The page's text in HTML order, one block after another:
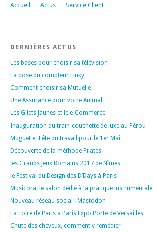
Accueil Actus Service Client
DERNIÈRES ACTUS
Les bases pour choisir sa télévision
La pose du compteur Linky
Comment choisir sa Mutuelle
Une Assurance pour votre Animal
Les Gilets Jaunes et le e-Commerce
Inauguration du train-couchette de luxe au Pérou
Muguet et Fête du travail pour le 1er Mai
Découverte de la méthode Pilates
les Grands Jeux Romains 2017 de Nîmes
le Festival du Design des D’Days à Paris
Musicora, le salon dédié à la pratique instrumentale
Nouveau réseau social : Mastodon
La Foire de Paris a Paris Expo Porte de Versailles
Chute des cheveux, comment y remédier